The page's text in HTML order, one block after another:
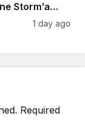
Storm’a
1 day ago
Required